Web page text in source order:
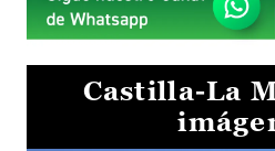
Castilla-La